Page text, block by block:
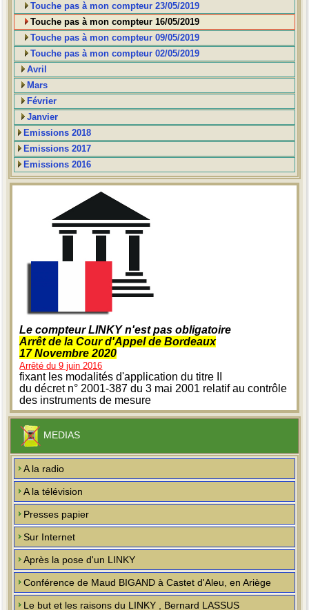
Touche pas à mon compteur 23/05/2019
Touche pas à mon compteur 16/05/2019
Touche pas à mon compteur 09/05/2019
Touche pas à mon compteur 02/05/2019
Avril
Mars
Février
Janvier
Emissions 2018
Emissions 2017
Emissions 2016
Le compteur LINKY n'est pas obligatoire
Arrêt de la Cour d'Appel de Bordeaux
17 Novembre 2020
Arrêté du 9 juin 2016
fixant les modalités d'application du titre II
du décret n° 2001-387 du 3 mai 2001 relatif au contrôle
des instruments de mesure
MEDIAS
A la radio
A la télévision
Presses papier
Sur Internet
Après la pose d'un LINKY
Conférence de Maud BIGAND à Castet d'Aleu, en Ariège
Le but et les raisons du LINKY , Bernard LASSUS